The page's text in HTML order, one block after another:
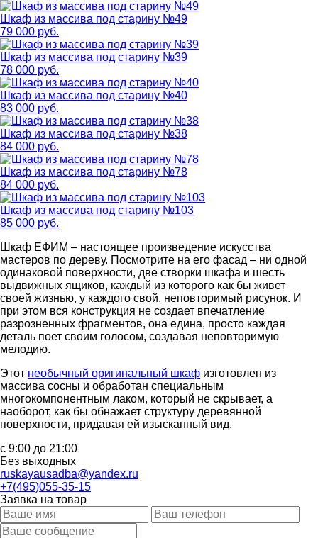
Шкаф из массива под старину №49
79 000 руб.
Шкаф из массива под старину №39
78 000 руб.
Шкаф из массива под старину №40
83 000 руб.
Шкаф из массива под старину №38
84 000 руб.
Шкаф из массива под старину №78
84 000 руб.
Шкаф из массива под старину №103
85 000 руб.
Шкаф ЕФИМ – настоящее произведение искусства
мастеров по дереву. Посмотрите на его фасад – ни одной
одинаковой поверхности, две створки шкафа и шесть
выдвижных ящиков, каждый из которого как бы живет
своей жизнью, у каждого свой, неповторимый рисунок. И
при этом вся конструкция не создает впечатление
разрозненных фрагментов, она едина, просто каждая
деталь поет своим голосом, создавая неповторимую
мелодию.
Этот необычный оригинальный шкаф изготовлен из
массива сосны и обработан специальным
многокомпонентным лаком, который не скрывает, а
наоборот, как бы обнажает структуру деревянной
поверхности, придавая ей изысканный вид.
с 9:00 до 21:00
Без выходных
ruskayausadba@yandex.ru
+7(495)055-35-15
Заявка на товар